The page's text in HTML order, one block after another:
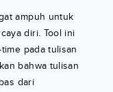
ampuh untuk
diri. Tool ini
pada tulisan
bahwa tulisan
dari